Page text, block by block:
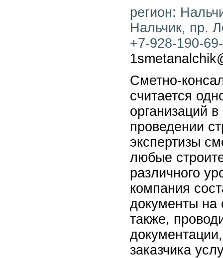
регион:
Нальчик, пр.
+7-928-190-
Сметно-
считается
организаций
проведении
экспертизы
любые
различного
компания
документы на
также,
заказчика